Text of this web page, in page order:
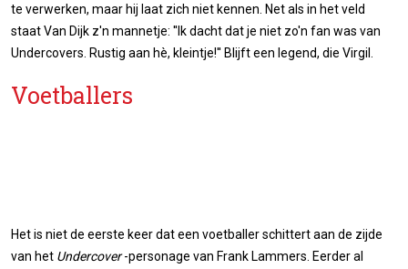
te verwerken, maar hij laat zich niet kennen. Net als in het veld
staat Van Dijk z'n mannetje: ''Ik dacht dat je niet zo'n fan was van
Undercovers. Rustig aan hè, kleintje!'' Blijft een legend, die Virgil.
Voetballers
Het is niet de eerste keer dat een voetballer schittert aan de zijde
van het Undercover -personage van Frank Lammers. Eerder al